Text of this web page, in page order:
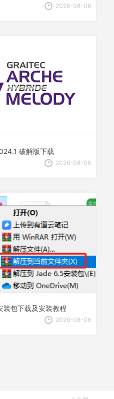
2026-08-06
破解版下载
2026-08-06
包下载及安装教程
2026-08-06